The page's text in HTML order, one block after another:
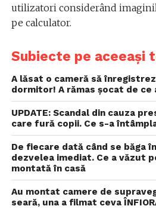
utilizatori considerând
pe calculator.
Subiecte pe aceeași
A lăsat o cameră să
dormitor! A rămas șocat de ce
UPDATE: Scandal din cauza
care fură copii. Ce s-a
De fiecare dată când se băga
dezvelea imediat. Ce a văzut
montată în casă
Au montat camere de
seară, una a filmat ceva